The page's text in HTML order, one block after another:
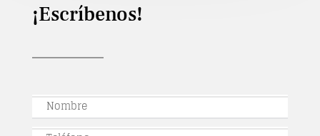
¡Escríbenos!